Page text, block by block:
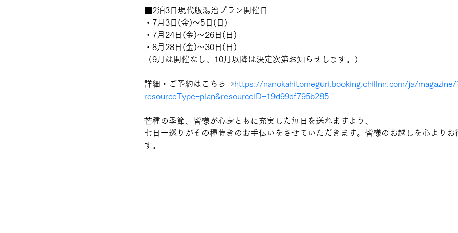
■2泊3日現代版湯治プラン開催日
・7月3日(金)～5日(日)
・7月24日(金)～26日(日)
・8月28日(金)～30日(日)
（9月は開催なし、10月以降は決定次第お知らせします。）
詳細・ご予約はこちら→https://nanokahitomeguri.booking.chillnn.com/ja/magazine/
resourceType=plan&resourceID=19d99df795b285
芒種の季節、皆様が心身ともに充実した毎日を送れますよう、
七日一巡りがその種蒔きのお手伝いをさせていただきます。皆様のお越しを心よりお
す。